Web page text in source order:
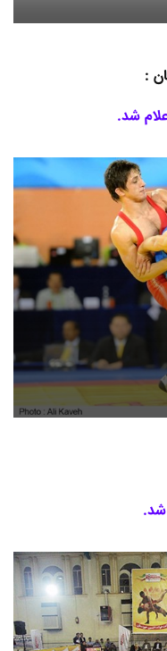
:
شد.